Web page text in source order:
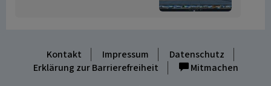
Kontakt Impressum
Datenschutz
Erklärung zur Barrierefreiheit
Mitmachen